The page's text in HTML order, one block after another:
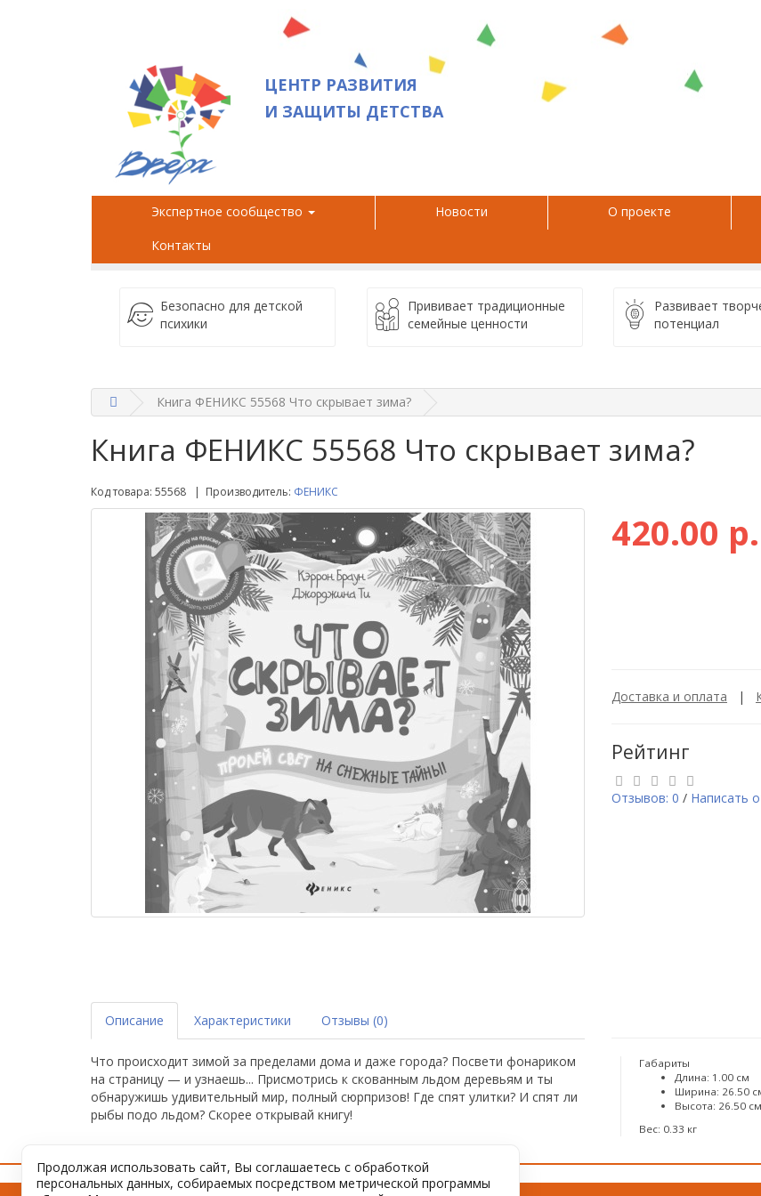
ЦЕНТР РАЗВИТИЯ
И ЗАЩИТЫ ДЕТСТВА
Экспертное сообщество Новости О проекте
Контакты
Безопасно для детской
психики
Прививает традиционные
семейные ценности
Развивает
потенциал
Книга ФЕНИКС 55568 Что скрывает зима?
Книга ФЕНИКС 55568 Что скрывает зима?
Код товара: 55568 | Производитель: ФЕНИКС
420.00 р.
Доставка и оплата |
Рейтинг
Отзывов: 0 / Написать
Габариты
Длина: 1.00 см
Ширина: 26.50
Высота: 26.50 см
Вес: 0.33 кг
Описание Характеристики Отзывы (0)
Что происходит зимой за пределами дома и даже города? Посвети фонариком
на страницу — и узнаешь... Присмотрись к скованным льдом деревьям и ты
обнаружишь удивительный мир, полный сюрпризов! Где спят улитки? И спят ли
рыбы подо льдом? Скорее открывай книгу!
Продолжая использовать сайт, Вы соглашаетесь с обработкой
персональных данных, собираемых посредством метрической программы